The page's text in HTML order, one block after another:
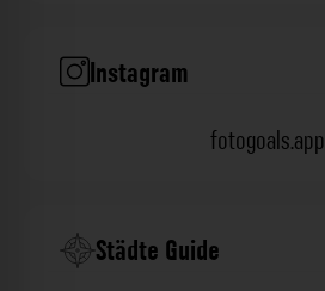
Instagram
fotogoals.app
Städte Guide